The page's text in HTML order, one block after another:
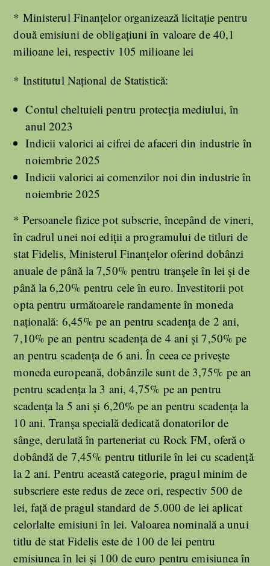
* Ministerul Finanţelor organizează licitaţie pentru
două emisiuni de obligaţiuni în valoare de 40,1
milioane lei, respectiv 105 milioane lei
* Institutul Naţional de Statistică:
Contul cheltuieli pentru protecţia mediului, în
anul 2023
Indicii valorici ai cifrei de afaceri din industrie în
noiembrie 2025
Indicii valorici ai comenzilor noi din industrie în
noiembrie 2025
* Persoanele fizice pot subscrie, începând de vineri,
în cadrul unei noi ediţii a programului de titluri de
stat Fidelis, Ministerul Finanţelor oferind dobânzi
anuale de până la 7,50% pentru tranşele în lei şi de
până la 6,20% pentru cele în euro. Investitorii pot
opta pentru următoarele randamente în moneda
naţională: 6,45% pe an pentru scadenţa de 2 ani,
7,10% pe an pentru scadenţa de 4 ani şi 7,50% pe
an pentru scadenţa de 6 ani. În ceea ce priveşte
moneda europeană, dobânzile sunt de 3,75% pe an
pentru scadenţa la 3 ani, 4,75% pe an pentru
scadenţa la 5 ani şi 6,20% pe an pentru scadenţa la
10 ani. Tranşa specială dedicată donatorilor de
sânge, derulată în parteneriat cu Rock FM, oferă o
dobândă de 7,45% pentru titlurile în lei cu scadenţă
la 2 ani. Pentru această categorie, pragul minim de
subscriere este redus de zece ori, respectiv 500 de
lei, faţă de pragul standard de 5.000 de lei aplicat
celorlalte emisiuni în lei. Valoarea nominală a unui
titlu de stat Fidelis este de 100 de lei pentru
emisiunea în lei şi 100 de euro pentru emisiunea în